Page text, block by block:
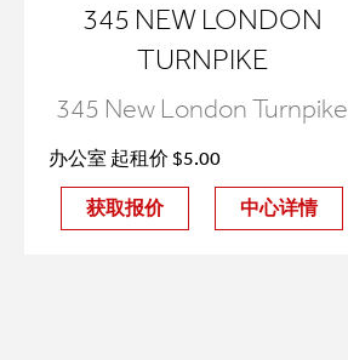
345 NEW LONDON
TURNPIKE
345 New London Turnpike
办公室 起租价 $5.00
获取报价 中心详情